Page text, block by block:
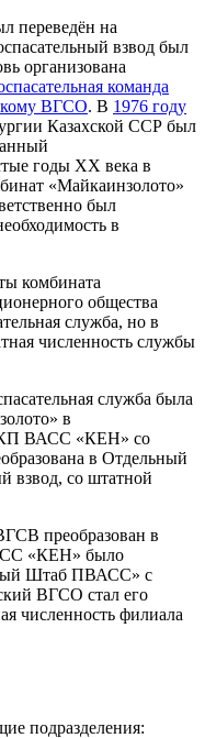
переведён на
взвод был
организована
команда
ВГСО. В 1976 году
Казахской ССР был
годы XX века в
«Майкаинзолото»
был
в
комбината
общества
служба, но в
численность службы
служба была
в
ВАСС «КЕН» со
в Отдельный
взвод, со штатной
преобразован в
«КЕН» было
Штаб ПВАСС» с
ВГСО стал его
численность филиала
подразделения: